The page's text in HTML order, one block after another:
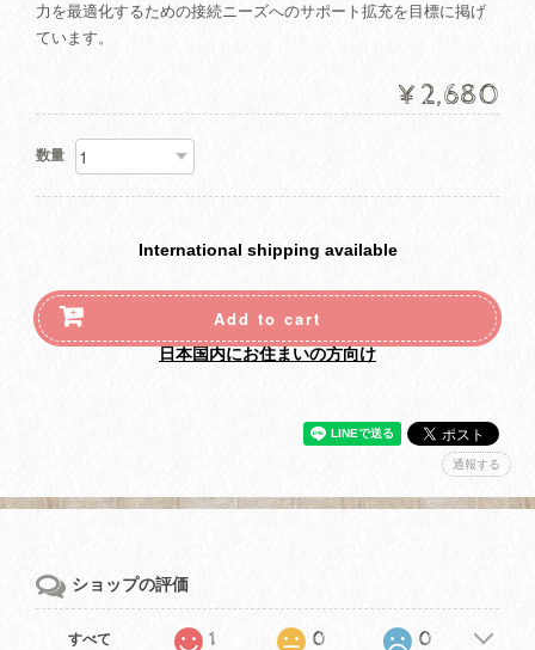
力を最適化するための接続ニーズへのサポート拡充を目標に掲げ
ています。
¥2,680
数量
International shipping available
Add to cart
日本国内にお住まいの方向け
通報する
ショップの評価
すべて 1 0 0